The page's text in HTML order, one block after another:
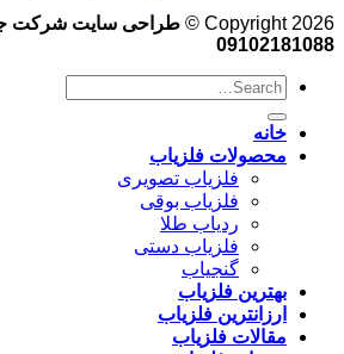
Copyright 2026 ©
طراحی سایت شرکت
09102181088
خانه
محصولات فلزیاب
فلزیاب تصویری
فلزیاب بوقی
ردیاب طلا
فلزیاب دستی
گنجیاب
بهترین فلزیاب
ارزانترین فلزیاب
مقالات فلزیاب